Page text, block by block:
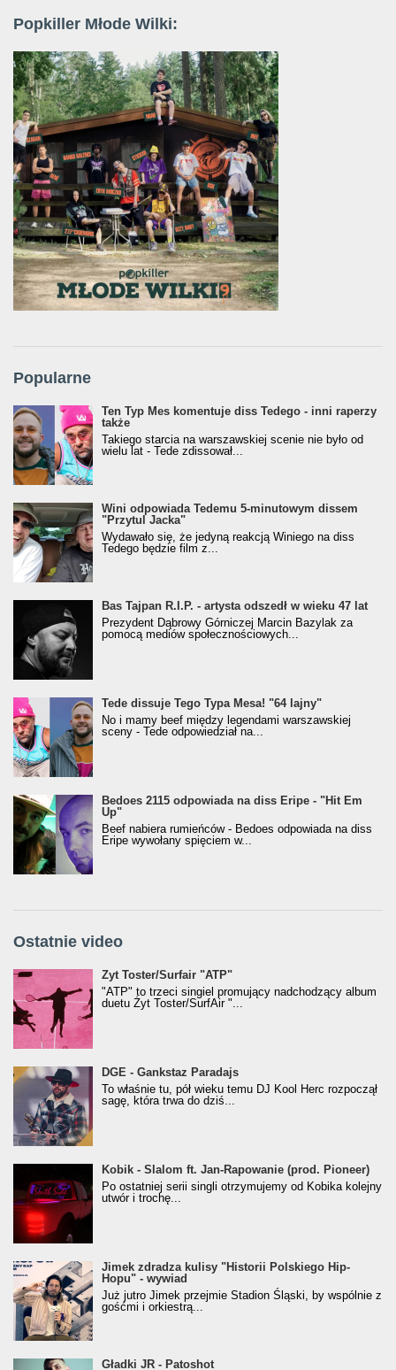
Popkiller Młode Wilki:
Popularne
Ten Typ Mes komentuje diss Tedego - inni raperzy
także
Takiego starcia na warszawskiej scenie nie było od
wielu lat - Tede zdissował...
Wini odpowiada Tedemu 5-minutowym dissem
"Przytul Jacka"
Wydawało się, że jedyną reakcją Winiego na diss
Tedego będzie film z...
Bas Tajpan R.I.P. - artysta odszedł w wieku 47 lat
Prezydent Dąbrowy Górniczej Marcin Bazylak za
pomocą mediów społecznościowych...
Tede dissuje Tego Typa Mesa! "64 lajny"
No i mamy beef między legendami warszawskiej
sceny - Tede odpowiedział na...
Bedoes 2115 odpowiada na diss Eripe - "Hit Em
Up"
Beef nabiera rumieńców - Bedoes odpowiada na diss
Eripe wywołany spięciem w...
Ostatnie video
Żyt Toster/SurfAir - ATP VIDEO
Żyt Toster/Surfair "ATP"
"ATP" to trzeci singiel promujący nadchodzący album
duetu Żyt Toster/SurfAir "...
donGURALesko z nagrodą za
Klasyczny/Trueschoolowy Album Roku
(Popkillery 2023)
DGE - Gankstaz Paradajs
To właśnie tu, pół wieku temu DJ Kool Herc rozpoczął
sagę, która trwa do dziś...
Kobik - Slalom ft. Jan-Rapowanie (prod. Pioneer)
[Official Music Visualiser]
Kobik - Slalom ft. Jan-Rapowanie (prod. Pioneer)
Po ostatniej serii singli otrzymujemy od Kobika kolejny
utwór i trochę...
Jimek zdradza kulisy "Historii Polskiego Hip-
Hopu" - wywiad
Jimek zdradza kulisy "Historii Polskiego Hip-
Hopu" - wywiad
Już jutro Jimek przejmie Stadion Śląski, by wspólnie z
gośćmi i orkiestrą...
Gładki JR - Patoshot
Gładki JR - Patoshot